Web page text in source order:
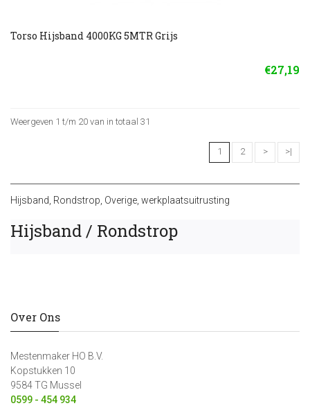
Torso Hijsband 4000KG 5MTR Grijs
€27,19
Weergeven 1 t/m 20 van in totaal 31
1 2 > >|
Hijsband Rondstrop Overige werkplaatsuitrusting
Hijsband / Rondstrop
Over Ons
Mestenmaker HO B.V.
Kopstukken 10
9584 TG Mussel
0599 - 454 934